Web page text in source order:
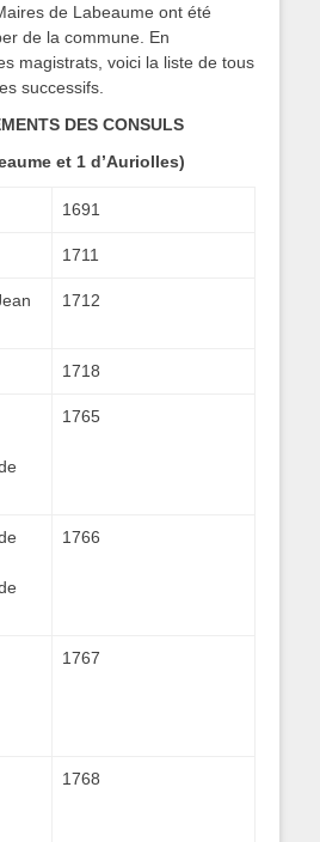
de Labeaume ont été
de la commune. En
magistrats, voici la liste de tous
successifs.
DES CONSULS
et 1 d’Auriolles)
1691
1711
1712
1718
1765
1766
1767
1768